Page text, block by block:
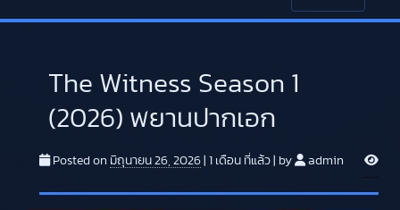
NAVIGATION
The Witness Season 1
(2026) พยานปากเอก
Posted on มิถุนายน 26, 2026 1 เดือน ที่แล้ว by admin V
i